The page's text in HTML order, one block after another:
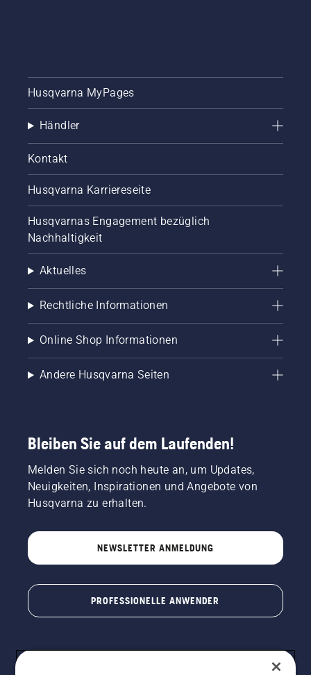
Husqvarna MyPages
Händler
Kontakt
Husqvarna Karriereseite
Husqvarnas Engagement bezüglich
Nachhaltigkeit
Aktuelles
Rechtliche Informationen
Online Shop Informationen
Andere Husqvarna Seiten
Bleiben Sie auf dem Laufenden!
Melden Sie sich noch heute an, um Updates,
Neuigkeiten, Inspirationen und Angebote von
Husqvarna zu erhalten.
NEWSLETTER ANMELDUNG
PROFESSIONELLE ANWENDER